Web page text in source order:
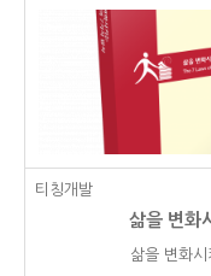
티칭개발
삶을 변화
삶을 변화